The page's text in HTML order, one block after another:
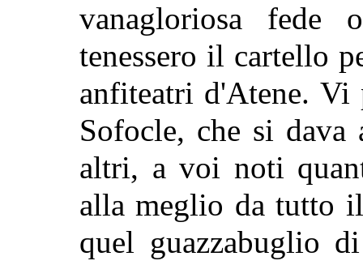
vanagloriosa fede
tenessero il cartello
anfiteatri d'Atene. Vi
Sofocle, che si dava
altri, a voi noti
alla meglio da tutto
quel guazzabuglio